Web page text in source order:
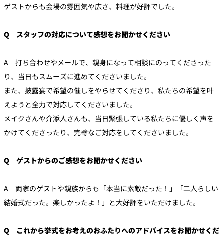
ゲストからも会場の雰囲気や広さ、料理が好評でした。
Q スタッフの対応について感想をお聞かせください
A 打ち合わせやメールで、親身になって相談にのってくださった
り、当日もスムーズに進めてくださいました。
また、披露宴で希望の催しをやらせてくださり、私たちの希望を叶
えようと全力で対応してくださいました。
メイクさんや介添人さんも、当日緊張している私たちに優しく声を
かけてくださったり、完璧なご対応をしてくださいました。
Q ゲストからのご感想をお聞かせください
A 両家のゲストや親族からも「本当に素敵だった！」「二人らしい
結婚式だった。楽しかったよ！」と大好評をいただけました。
Q これから挙式をお考えのおふたりへのアドバイスをお聞かせくだ